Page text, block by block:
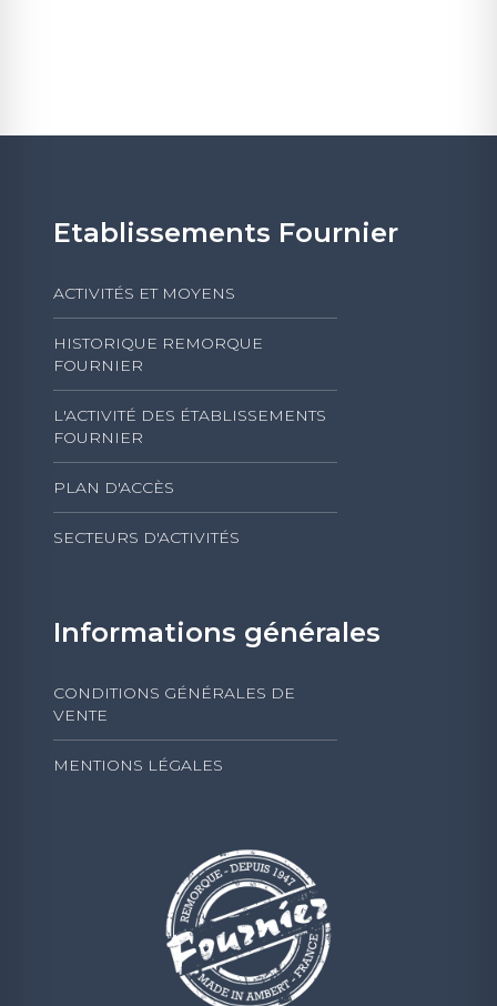
Etablissements Fournier
ACTIVITÉS ET MOYENS
HISTORIQUE REMORQUE
FOURNIER
L'ACTIVITÉ DES ÉTABLISSEMENTS
FOURNIER
PLAN D'ACCÈS
SECTEURS D'ACTIVITÉS
Informations générales
CONDITIONS GÉNÉRALES DE
VENTE
MENTIONS LÉGALES